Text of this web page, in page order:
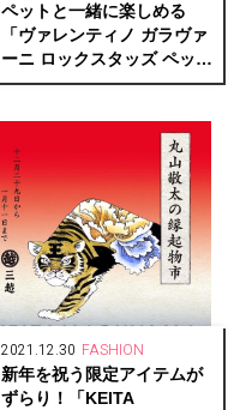
ペットと一緒に楽しめる
「ヴァレンティノ ガラヴァ
ーニ ロックスタッズ ペッ
ト」ポップアップイベント
2021.12.30 FASHION
新年を祝う限定アイテムが
ずらり！「KEITA